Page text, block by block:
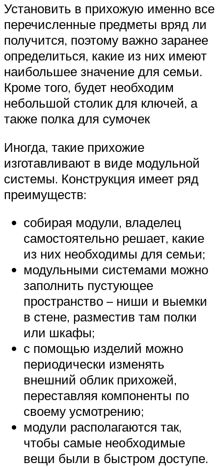
Установить в прихожую именно все
перечисленные предметы вряд ли
получится, поэтому важно заранее
определиться, какие из них имеют
наибольшее значение для семьи.
Кроме того, будет необходим
небольшой столик для ключей, а
также полка для сумочек
Иногда, такие прихожие
изготавливают в виде модульной
системы. Конструкция имеет ряд
преимуществ:
собирая модули, владелец
самостоятельно решает, какие
из них необходимы для семьи;
модульными системами можно
заполнить пустующее
пространство – ниши и выемки
в стене, разместив там полки
или шкафы;
с помощью изделий можно
периодически изменять
внешний облик прихожей,
переставляя компоненты по
своему усмотрению;
модули располагаются так,
чтобы самые необходимые
вещи были в быстром доступе.